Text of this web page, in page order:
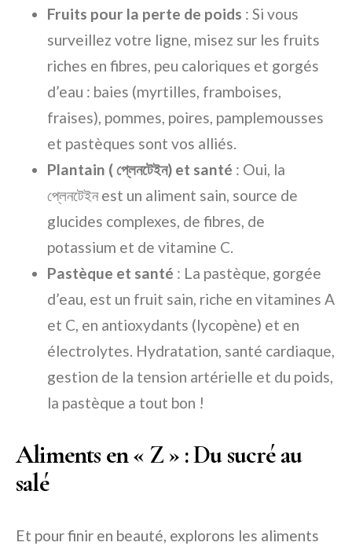
Fruits pour la perte de poids : Si vous
surveillez votre ligne, misez sur les fruits
riches en fibres, peu caloriques et gorgés
d’eau : baies (myrtilles, framboises,
fraises), pommes, poires, pamplemousses
et pastèques sont vos alliés.
Plantain ( প্লেনটেইন) et santé : Oui, la
প্লেনটেইন est un aliment sain, source de
glucides complexes, de fibres, de
potassium et de vitamine C.
Pastèque et santé : La pastèque, gorgée
d’eau, est un fruit sain, riche en vitamines A
et C, en antioxydants (lycopène) et en
électrolytes. Hydratation, santé cardiaque,
gestion de la tension artérielle et du poids,
la pastèque a tout bon !
Aliments en « Z » : Du sucré au
salé
Et pour finir en beauté, explorons les aliments